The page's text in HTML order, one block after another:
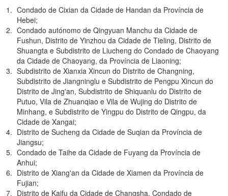
Condado de Cixian da Cidade de Handan da Província de
Hebei;
Condado autónomo de Qingyuan Manchu da Cidade de
Fushun, Distrito de Yinzhou da Cidade de Tieling, Distrito de
Shuangta e Subdistrito de Liucheng do Condado de Chaoyang
da Cidade de Chaoyang, da Província de Liaoning;
Subdistrito de Xianxia Xincun do Distrito de Changning,
Subdistrito de Jiangninglu e Subdistrito de Pengpu Xincun do
Distrito de Jing'an, Subdistrito de Shiquanlu do Distrito de
Putuo, Vila de Zhuanqiao e Vila de Wujing do Distrito de
Minhang, e Subdistrito de Yingpu do Distrito de Qingpu, da
Cidade de Xangai;
Distrito de Sucheng da Cidade de Suqian da Província de
Jiangsu;
Condado de Taihe da Cidade de Fuyang da Província de
Anhui;
Distrito de Xiang'an da Cidade de Xiamen da Província de
Fujian;
Distrito de Kaifu da Cidade de Changsha, Condado de